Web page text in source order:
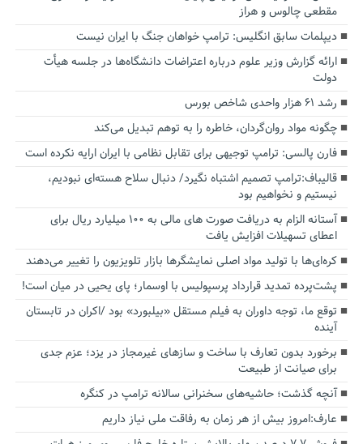
مقطعی چالوس و هراز
دیپلمات سابق انگلیس:‌ ترامپ خواهان جنگ با ایران نیست
ارائه گزارش وزیر علوم درباره اعتراضات دانشگاه‌ها در جلسه هیأت
دولت
رشد ۶۱ هزار واحدی شاخص بورس
چگونه مواد روان‌گردان، خاطره را به توهم تبدیل می‌کند
فارن پالسی: ترامپ توجیهی برای تقابل نظامی با ایران ارایه نکرده است
قالیباف:ترامپ تصمیم اشتباه نگیرد/ دنبال سلاح هسته‌ای نبودیم،
نیستیم و نخواهیم بود
آستانه الزام به دریافت صورت های مالی به ۱۰۰ میلیارد ریال برای
اعطای تسهیلات افزایش یافت
کره‌ای‌ها با تولید مواد اصلی نمایشگرها بازار تلویزیون را تغییر می‌دهند
پشت‌پرده تمدید قرارداد پرسپولیس با اوسمار؛ پای یحیی در میان است!
توقع ما، توجه داوران به فیلم مستقل «بیلبورد» بود /اکران در تابستان
آینده
برخورد بدون تعارف با ساخت‌ و سازهای غیرمجاز در یزد؛ عزم جدی
برای صیانت از طبیعت
آنچه گذشت؛ حاشیه‌های سخنرانی سالانه ترامپ در کنگره
عارف:امروز بیش از هر زمان به رفاقت ملی نیاز داریم